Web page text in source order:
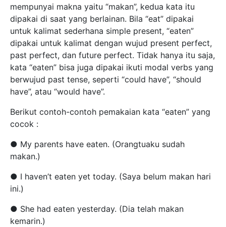
mempunyai makna yaitu “makan”, kedua kata itu
dipakai di saat yang berlainan. Bila “eat” dipakai
untuk kalimat sederhana simple present, “eaten”
dipakai untuk kalimat dengan wujud present perfect,
past perfect, dan future perfect. Tidak hanya itu saja,
kata “eaten” bisa juga dipakai ikuti modal verbs yang
berwujud past tense, seperti “could have”, “should
have”, atau “would have”.
Berikut contoh-contoh pemakaian kata “eaten” yang
cocok :
● My parents have eaten. (Orangtuaku sudah
makan.)
● I haven’t eaten yet today. (Saya belum makan hari
ini.)
● She had eaten yesterday. (Dia telah makan
kemarin.)